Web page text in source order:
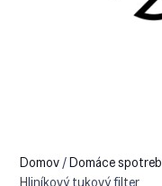
Domov/Domáce
Hliníkový tukový filter